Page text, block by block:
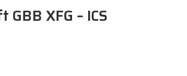
XFG – ICS